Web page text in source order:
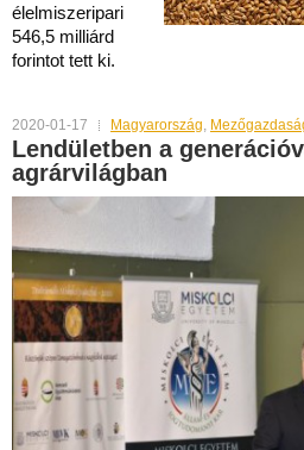
élelmiszeripari
546,5 milliárd
forintot tett ki.
2020-01-17 Magyarország,
Lendületben a
agrárvilágban